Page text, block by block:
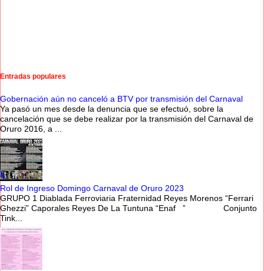
Entradas populares
Gobernación aún no canceló a BTV por transmisión del Carnaval
Ya pasó un mes desde la denuncia que se efectuó, sobre la
cancelación que se debe realizar por la transmisión del Carnaval de
Oruro 2016, a ...
Rol de Ingreso Domingo Carnaval de Oruro 2023
GRUPO 1 Diablada Ferroviaria Fraternidad Reyes Morenos “Ferrari
Ghezzi” Caporales Reyes De La Tuntuna “Enaf ” Conjunto
Tink...